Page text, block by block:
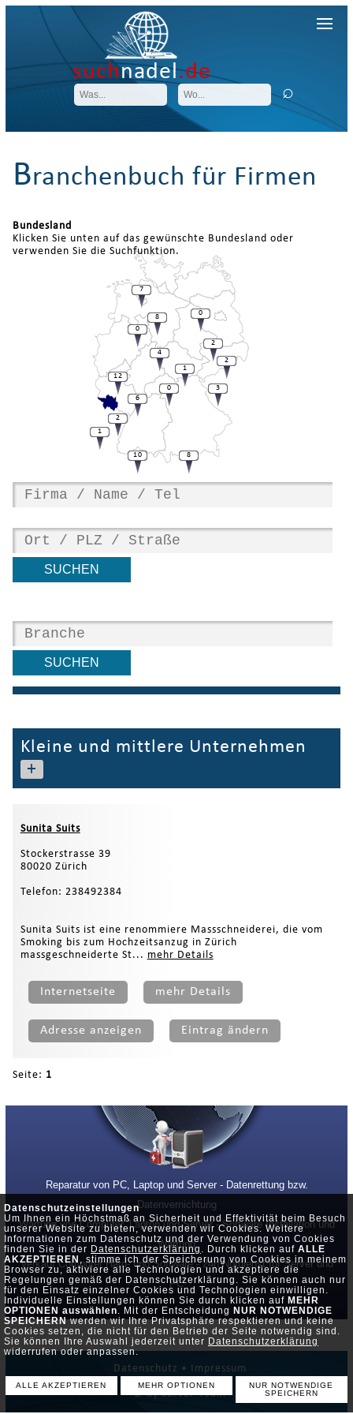
Datenschutzeinstellungen
Um Ihnen ein Höchstmaß an Sicherheit und Effektivität beim Besuch
unserer Website zu bieten, verwenden wir Cookies. Weitere
Informationen zum Datenschutz und der Verwendung von Cookies
finden Sie in der Datenschutzerklärung . Durch klicken auf ALLE
AKZEPTIEREN , stimme ich der Speicherung von Cookies in meinem
Browser zu, aktiviere alle Technologien und akzeptiere die
Regelungen gemäß der Datenschutzerklärung. Sie können auch nur
für den Einsatz einzelner Cookies und Technologien einwilligen.
Individuelle Einstellungen können Sie durch klicken auf MEHR
OPTIONEN auswählen. Mit der Entscheidung NUR NOTWENDIGE
SPEICHERNwerden wir Ihre Privatsphäre respektieren und keine
Cookies setzen, die nicht für den Betrieb der Seite notwendig sind.
Sie können Ihre Auswahl jederzeit unter Datenschutzerklärung
widerrufen oder anpassen.
ALLE AKZEPTIEREN MEHR OPTIONEN
NUR NOTWENDIGE
SPEICHERN
suchnadel.de
Branchenbuch für Firmen
Bundesland
Klicken Sie unten auf das gewünschte Bundesland oder
verwenden Sie die Suchfunktion.
3
2
12
2
1
0
8
7
0
4
1
6
2
10
0
8
Kleine und mittlere Unternehmen
+
Sunita Suits
Stockerstrasse 39
80020 Zürich
Telefon: 238492384
Sunita Suits ist eine renommiere Massschneiderei, die vom
Smoking bis zum Hochzeitsanzug in Zürich
massgeschneiderte St... mehr Details
Internetseite mehr Details
Adresse anzeigen Eintrag ändern
Seite: 1
Reparatur von PC, Laptop und Server - Datenrettung bzw.
Datenvernichtung
Wartung von Computer, Laptop und Server - Software Installation und
Wartung
Verkauf Computer Hard- und Software - 24h Notdienst für Server und
PC
Datenschutz • Impressum
© by Server-Team